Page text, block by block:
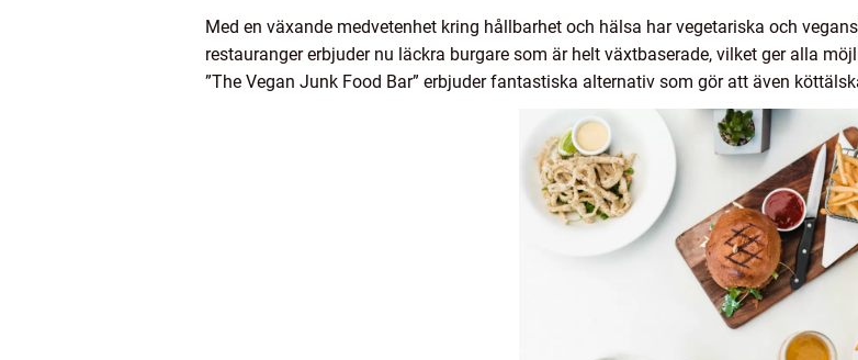
Med en växande medvetenhet kring hållbarhet och hälsa har vegetariska och
restauranger erbjuder nu läckra burgare som är helt växtbaserade, vilket ger alla
”The Vegan Junk Food Bar” erbjuder fantastiska alternativ som gör att även